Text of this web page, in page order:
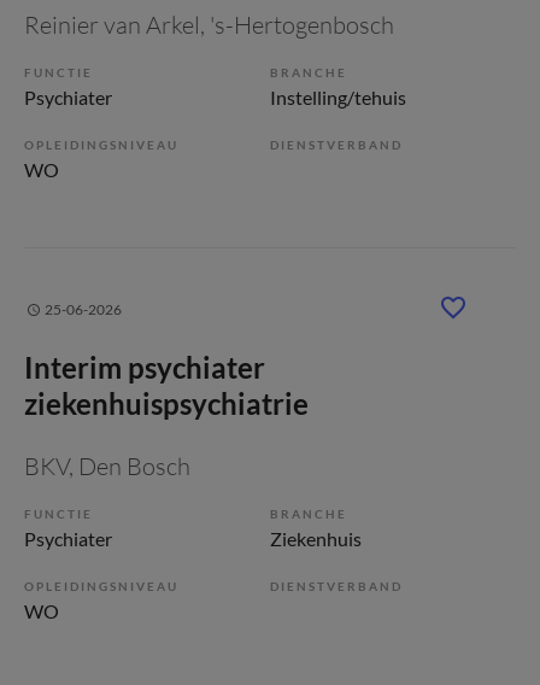
Reinier van Arkel, 's-Hertogenbosch
FUNCTIE
Psychiater
BRANCHE
Instelling/tehuis
OPLEIDINGSNIVEAU
WO
DIENSTVERBAND
25-06-2026
Interim psychiater
ziekenhuispsychiatrie
BKV, Den Bosch
FUNCTIE
Psychiater
BRANCHE
Ziekenhuis
OPLEIDINGSNIVEAU
WO
DIENSTVERBAND